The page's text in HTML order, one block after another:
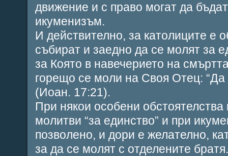
движение и с право могат да
икуменизъм.
И действително, за католиците е
събират и заедно да се молят за
за Която в навечерието на
горещо се моли на Своя Отец: “Да
(Иоан. 17:21).
При някои особени обстоятелства
молитви “за единство” и при
позволено, и дори е желателно,
за да се молят с отделените